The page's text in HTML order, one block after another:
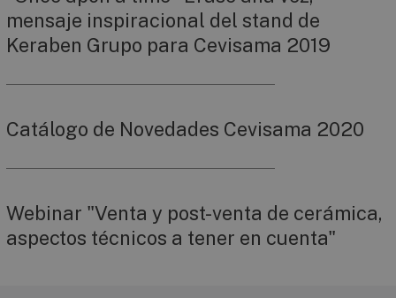
mensaje inspiracional del stand de
Keraben Grupo para Cevisama 2019
Catálogo de Novedades Cevisama 2020
Webinar "Venta y post-venta de cerámica,
aspectos técnicos a tener en cuenta"